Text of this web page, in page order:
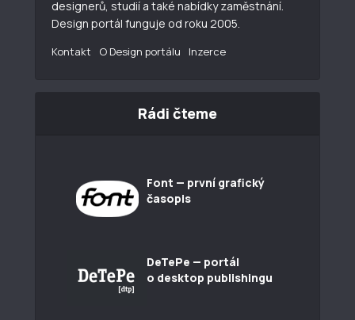
designerů, studií a také nabídky zaměstnání.
Design portál funguje od roku 2005.
Kontakt O Design portálu Inzerce
Rádi čteme
Font — první grafický
časopis
DeTePe — portál
o desktop publishingu